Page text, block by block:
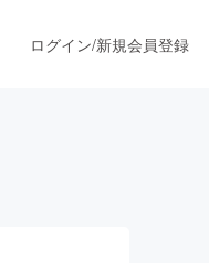
ログイン/新規会員登録